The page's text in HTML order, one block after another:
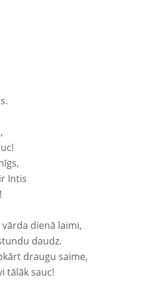
Intis
vārda dienā laimi,
daudz.
draugu saime,
tālāk sauc!